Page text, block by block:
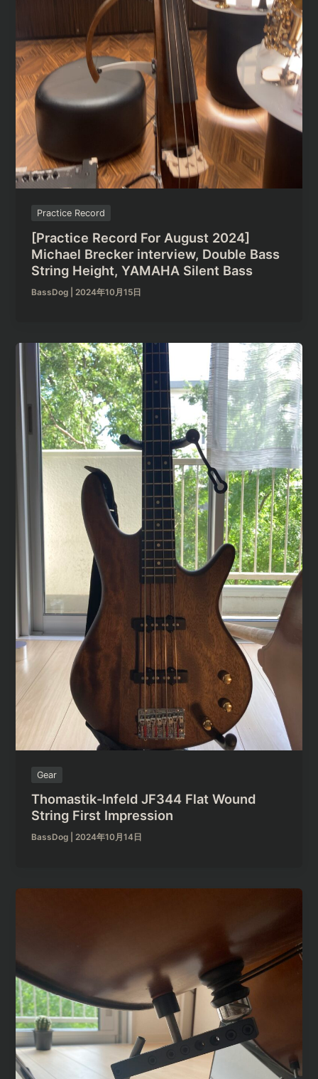
Practice Record
[Practice Record For August 2024]
Michael Brecker interview, Double Bass
String Height, YAMAHA Silent Bass
BassDog |2024年10月15日
Gear
Thomastik-Infeld JF344 Flat Wound
String First Impression
BassDog |2024年10月14日